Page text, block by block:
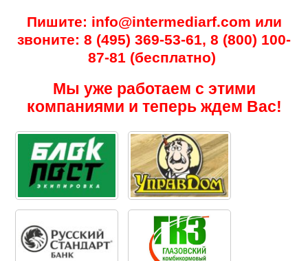
Пишите: info@intermediarf.com или
звоните: 8 (495) 369-53-61, 8 (800) 100-
87-81 (бесплатно)
Мы уже работаем с этими
компаниями и теперь ждем Вас!